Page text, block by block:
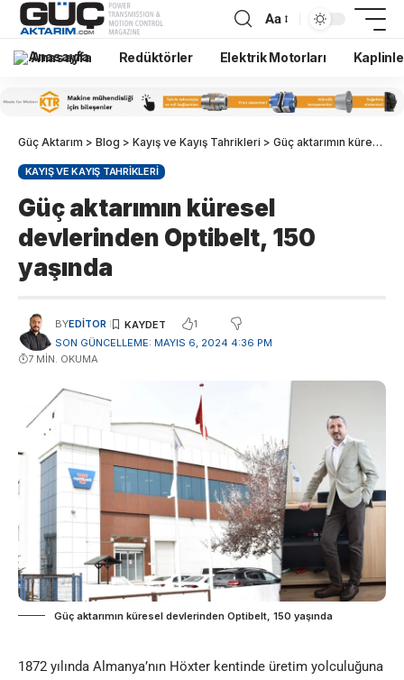
Aa
Anasayfa Redüktörler Elektrik Motorları
Güç Aktarım > Blog > Kayış ve Kayış Tahrikleri > Güç aktarımın küresel devlerinden Optibelt, 150 yaşında
KAYIŞ VE KAYIŞ TAHRIKLERI
Güç aktarımın küresel
devlerinden Optibelt, 150
yaşında
SON GÜNCELLEME: MAYIS 6, 2024 4:36 PM
BYEDITOR 1
7 MIN. OKUMA
Güç aktarımın küresel devlerinden Optibelt, 150 yaşında
1872 yılında Almanya’nın Höxter kentinde üretim yolculuğuna